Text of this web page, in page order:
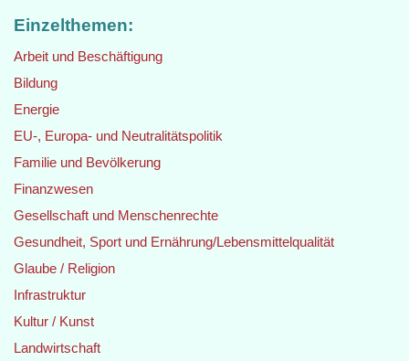
Einzelthemen:
Arbeit und Beschäftigung
Bildung
Energie
EU-, Europa- und Neutralitätspolitik
Familie und Bevölkerung
Finanzwesen
Gesellschaft und Menschenrechte
Gesundheit, Sport und Ernährung/Lebensmittelqualität
Glaube / Religion
Infrastruktur
Kultur / Kunst
Landwirtschaft